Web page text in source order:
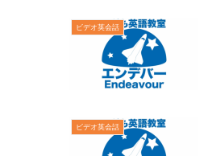
ビデオ英会話
ビデオ英会話